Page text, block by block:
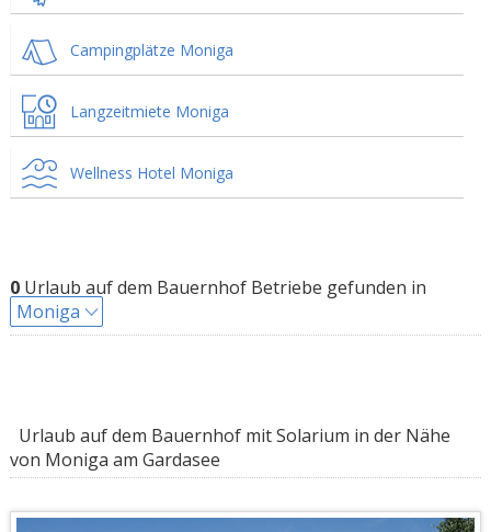
Campingplätze Moniga
Langzeitmiete Moniga
Wellness Hotel Moniga
0Urlaub auf dem Bauernhof Betriebe gefunden in
Moniga
Urlaub auf dem Bauernhof mit Solarium in der Nähe
von Moniga am Gardasee